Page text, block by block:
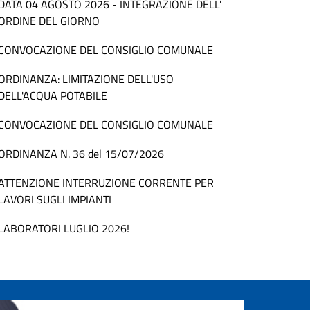
04 AGOSTO 2026 - INTEGRAZIONE DELL'
DEL GIORNO
DEL CONSIGLIO COMUNALE
LIMITAZIONE DELL'USO
POTABILE
DEL CONSIGLIO COMUNALE
N. 36 del 15/07/2026
INTERRUZIONE CORRENTE PER
SUGLI IMPIANTI
LUGLIO 2026!